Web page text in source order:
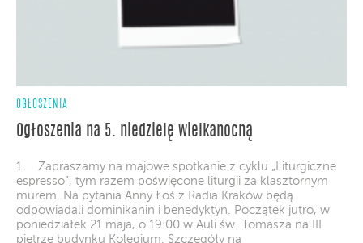
OGŁOSZENIA
Ogłoszenia na 5. niedzielę wielkanocną
1. Zapraszamy na majowe spotkanie z cyklu „Liturgiczne
espresso”, tym razem poświęcone liturgii za klasztornym
murem. Na pytania Anny Łoś z Radia Kraków będą
odpowiadali dominikanin i benedyktyn. Początek jutro, w
poniedziałek 21 maja, o 19:00 w Auli św. Tomasza na III
piętrze budynku Kolegium. Szczegóły na